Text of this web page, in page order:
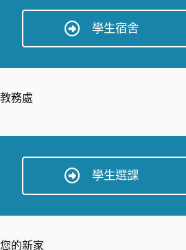
學生宿舍
教務處
學生選課
您的新家